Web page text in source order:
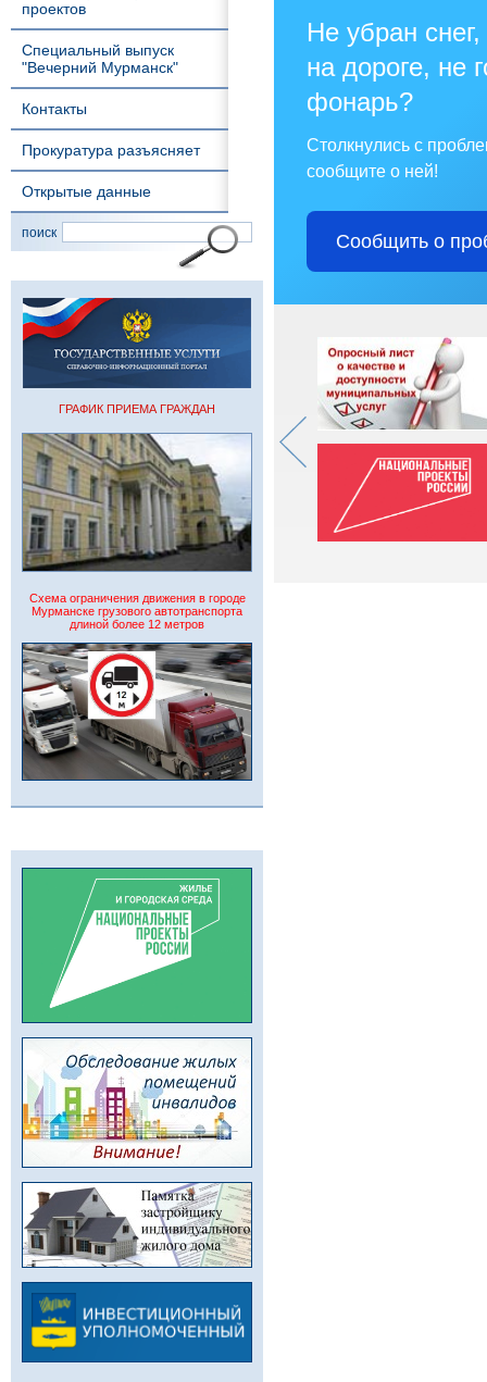
проектов
Специальный выпуск
"Вечерний Мурманск"
Контакты
Прокуратура разъясняет
Открытые данные
поиск
ГРАФИК ПРИЕМА ГРАЖДАН
Схема ограничения движения в городе
Мурманске грузового автотранспорта
длиной более 12 метров
Не убран
на дороге, не
фонарь?
Столкнулись с
сообщите о ней!
Сообщить о